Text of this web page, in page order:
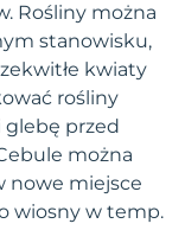
Rośliny można
stanowisku,
kwiaty
rośliny
glebę przed
można
nowe miejsce
wiosny w temp.